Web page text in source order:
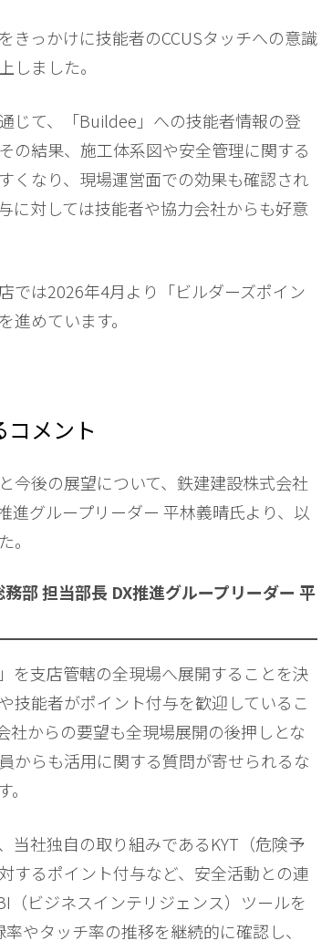
きっかけに技能者のCCUSタッチへの意識
しました。
じて、「Buildee」への技能者情報の登
の結果、施工体系図や安全管理に関する
くなり、現場運営面での効果も確認され
に対しては技能者や協力会社からも好意
では2026年4月より「ビルダーズポイン
進めています。
メント
今後の展望について、鉄建建設株式会社
進グループリーダー 平林義晴氏より、以
。
部 担当部長 DX推進グループリーダー 平
を支店管轄の全現場へ展開することを決
技能者がポイント付与を歓迎しているこ
社からの要望も全現場展開の後押しとな
からも活用に関する質問が寄せられるな
当社独自の取り組みであるKYT（危険予
するポイント付与など、安全活動との連
（ビジネスインテリジェンス）ツールを
やタッチ率の推移を継続的に確認し、